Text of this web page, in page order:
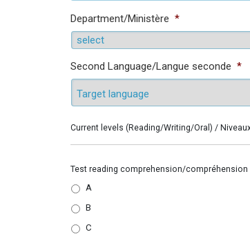
Department/Ministère *
Second Language/Langue seconde *
Current levels (Reading/Writing/Oral) /
Test
reading
comprehension/compréhension
de
l'écrit
Test reading comprehension/compréhension
A
B
C